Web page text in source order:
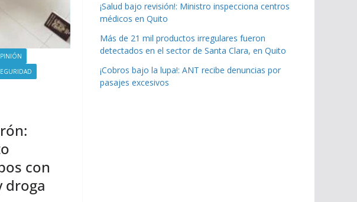
con
droga
¡Salud bajo revisión!: Ministro inspecciona centros
médicos en Quito
Más de 21 mil productos irregulares fueron
detectados en el sector de Santa Clara, en Quito
¡Cobros bajo la lupa!: ANT recibe denuncias por
pasajes excesivos